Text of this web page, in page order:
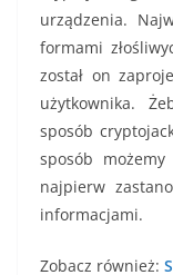
urządzenia.
formami
został on
użytkownika.
sposób
sposób
najpierw
informacjami.
Zobacz również: